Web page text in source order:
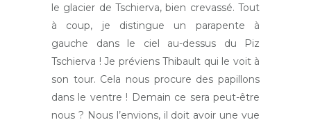
le glacier de Tschierva, bien crevassé. Tout
à coup, je distingue un parapente à
gauche dans le ciel au-dessus du Piz
Tschierva ! Je préviens Thibault qui le voit à
son tour. Cela nous procure des papillons
dans le ventre ! Demain ce sera peut-être
nous ? Nous l’envions, il doit avoir une vue